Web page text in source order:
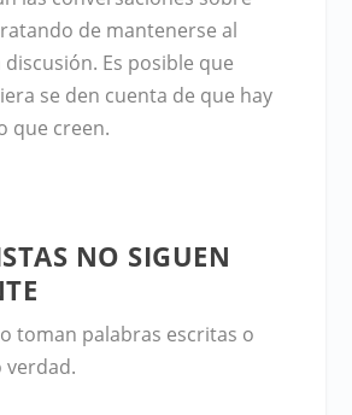
de mantenerse al
Es posible que
se den cuenta de que hay
que creen.
NO SIGUEN
toman palabras escritas o
verdad.